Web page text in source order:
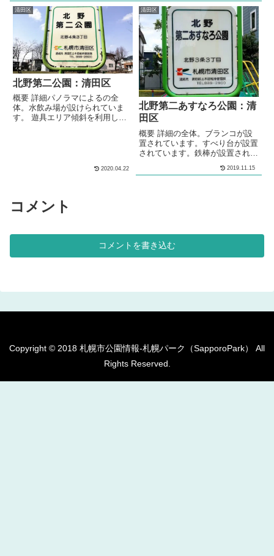
の住宅街の中にある、公園です。
基本情報郵便番号〒004-0865住
所北海道札幌市清田区北野５条１
丁目管理問い合わせ
ンチが設置されています。 メモ
住宅街の中にある公園です。 基
本情報郵便番号〒004-0867住所
札幌市清田区北野７条１丁目７
−１０管理問い合わせ
清田区
北野第二公園：清田区
概要 詳細パノラマによるの全
体。水飲み場が設けられていま
す。 遊具エリア傾斜を利用して
れています。船の形をした砂場が
出来る広場が設けられています。
2メートルほどの高さのスキー山
2020.04.22
清田区
北野第二あすなろ公園：清
田区
概要 詳細の全体。ブランコが設
置されています。すべり台が設置
されています。鉄棒が設置されて
す。 メモ清田区北野の住宅街の
2019.11.15
コメント
コメントを書き込む
Copyright © 2018 札幌市公園情報-札幌パーク（SapporoPark） All
Rights Reserved.